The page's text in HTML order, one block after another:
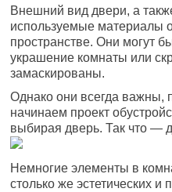
Внешний вид двери, а
используемые материалы
пространстве. Они могут
украшение комнаты или
замаскированы.
Однако они всегда важны,
начинаем проект
выбирая дверь. Так что —
Немногие элементы в
столько же эстетических и